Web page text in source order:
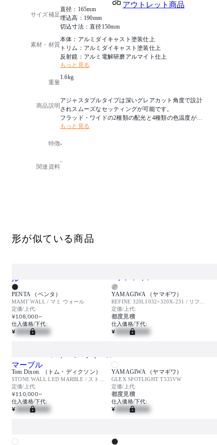
アウトレット商品
サイズ補足
直径：165mm
埋込高：190mm
切込寸法：直径150mm
素材・材質
本体：アルミダイキャスト塗装仕上
トリム：アルミダイキャスト塗装仕上
反射鏡：アルミ電解研磨アルマイト仕上
もっと見る
重量
1.6kg
商品説明
アジャスタブルタイプは深いグレアカット角度で設計
されスムーズなセッティングが可能です。
フラッド・ワイドの2種類の配光と4種類の色温度が選
択できます。
ー)電源とPWM信号制御調光方式電源からお選びいた
取付方法：埋込型
※LEDの光色・明るさには若干の個体差があります
【備考】電源別
もっと見る
特徴-
関連資料
-
形が似ている商品
PENTA （ペンタ）
MAMI' WALL / マミ ウォール
定価/上代:
¥108,000 ~
仕入価格/下代:
¥
YAMAGIWA （ヤマギワ）
定価/上代:
都度見積
仕入価格/下代:
¥
Tom Dixon. （トム・ディクソン）
定価/上代:
¥110,000 ~
仕入価格/下代:
¥
YAMAGIWA （ヤマギワ）
GLEX SPOTLIGHT T535VW
定価/上代:
都度見積
仕入価格/下代:
¥